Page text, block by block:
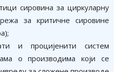
сировина за циркуларну
за критичне сировине
и процијенити систем
о производима који се